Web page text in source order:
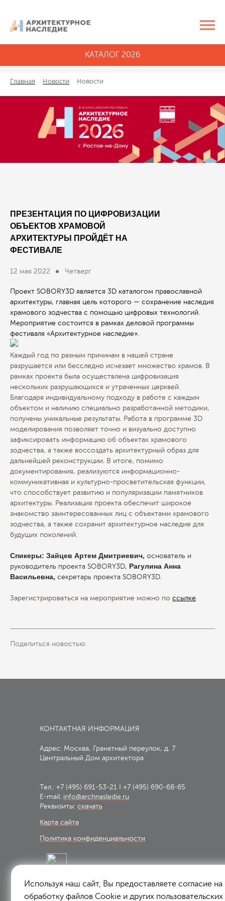
КАТАЛОГ 2026
Главная Новости Новости
ПРЕЗЕНТАЦИЯ ПО ЦИФРОВИЗАЦИИ
ОБЪЕКТОВ ХРАМОВОЙ
АРХИТЕКТУРЫ ПРОЙДЁТ НА
ФЕСТИВАЛЕ
12 мая 2022 Четверг
Проект SOBORY3D является 3D каталогом православной
архитектуры, главная цель которого — сохранение наследия
храмового зодчества с помощью цифровых технологий.
Мероприятие состоится в рамках деловой программы
фестиваля «Архитектурное наследие».
Каждый год по разным причинам в нашей стране
разрушается или бесследно исчезает множество храмов. В
рамках проекта была осуществлена цифровизация
нескольких разрушающихся и утраченных церквей.
Благодаря индивидуальному подходу в работе с каждым
объектом и наличию специально разработанной методики,
получены уникальные результаты. Работа в программе 3D
моделирования позволяет точно и визуально доступно
зафиксировать информацию об объектах храмового
зодчества, а также воссоздать архитектурный образ для
дальнейшей реконструкции. В итоге, помимо
документирования, реализуются информационно-
коммуникативная и культурно-просветительская функции,
что способствует развитию и популяризации памятников
архитектуры. Реализация проекта обеспечит широкое
знакомство заинтересованных лиц с объектами храмового
зодчества, а также сохранит архитектурное наследие для
будущих поколений.
Спикеры: Зайцев Артем Дмитриевич, основатель и
руководитель проекта SOBORY3D, Рагулина Анна
Васильевна, секретарь проекта SOBORY3D.
Зарегистрироваться на мероприятие можно по ссылке.
Поделиться новостью:
КОНТАКТНАЯ ИНФОРМАЦИЯ
Адрес: Москва, Гранатный переулок, д. 7
Центральный Дом архитектора
Тел.: +7 (495) 691-53-21
+7 (495) 690-68-65
E-mail: info@archnasledie.ru
Реквизиты: скачать
Карта сайта
Политика конфиденциальности
Подписаться на рассылку:
Используя наш сайт, Вы предоставляете согласие на
обработку файлов Сookie и других пользовательских